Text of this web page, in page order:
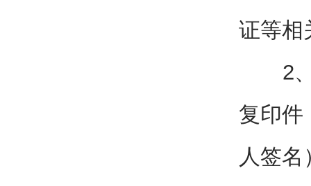
证等相
2、
复印件
人签名